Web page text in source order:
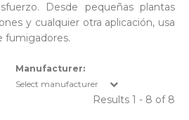
Desde pequeñas plantas
y cualquier otra aplicación, usa
fumigadores.
Manufacturer:
Select manufacturer
Results 1 - 8 of 8